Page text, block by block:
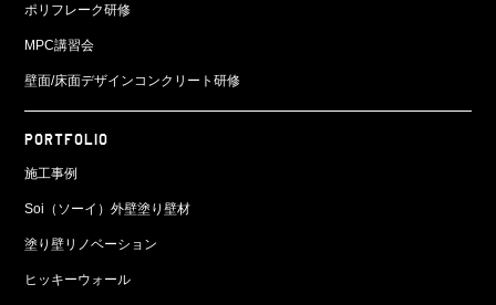
ポリフレーク研修
MPC講習会
壁面/床面デザインコンクリート研修
PORTFOLIO
施工事例
Soi（ソーイ）外壁塗り壁材
塗り壁リノベーション
ヒッキーウォール